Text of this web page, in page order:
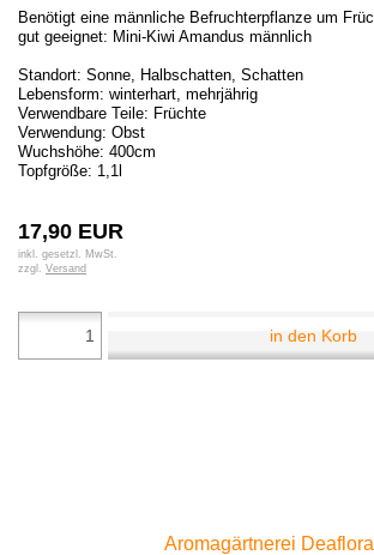
Benötigt eine männliche Befruchterpflanze um
gut geeignet: Mini-Kiwi Amandus männlich
Standort: Sonne, Halbschatten, Schatten
Lebensform: winterhart, mehrjährig
Verwendbare Teile: Früchte
Verwendung: Obst
Wuchshöhe: 400cm
Topfgröße: 1,1
17,90 EUR
inkl. gesetzl. MwSt.
zzgl. Versand
in den Korb
Aromagärtnerei Deaflora